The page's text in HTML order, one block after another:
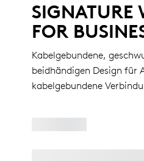
SIGNATURE
FOR
Kabelgebundene,
beidhändigen Design für
kabelgebundene